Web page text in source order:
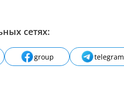
сетях:
group telegram